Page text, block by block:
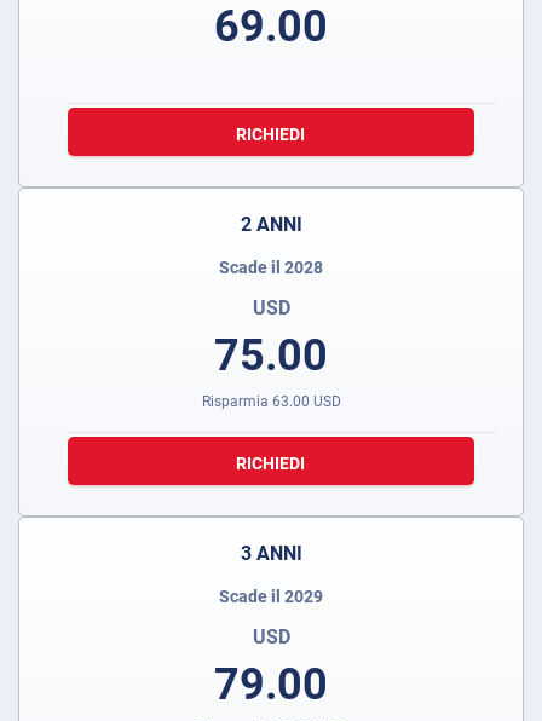
69.00
RICHIEDI
2 ANNI
Scade il 2028
USD
75.00
Risparmia 63.00 USD
RICHIEDI
3 ANNI
Scade il 2029
USD
79.00